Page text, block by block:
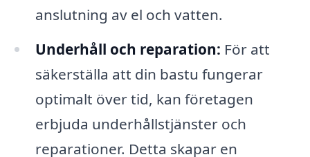
anslutning av el och vatten.
Underhåll och reparation: För att
säkerställa att din bastu fungerar
optimalt över tid, kan företagen
erbjuda underhållstjänster och
reparationer. Detta skapar en